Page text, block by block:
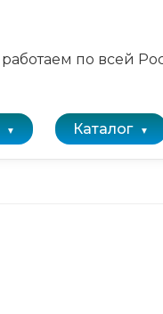
работаем по всей
Каталог